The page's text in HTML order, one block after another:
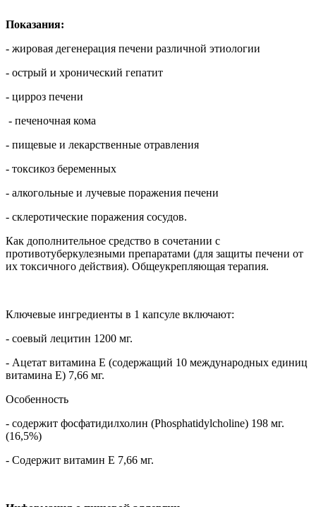
Показания:
- жировая дегенерация печени различной этиологии
- острый и хронический гепатит
- цирроз печени
- печеночная кома
- пищевые и лекарственные отравления
- токсикоз беременных
- алкогольные и лучевые поражения печени
- склеротические поражения сосудов.
Как дополнительное средство в сочетании с
противотуберкулезными препаратами (для защиты печени от
их токсичного действия). Общеукрепляющая терапия.
Ключевые ингредиенты в 1 капсуле включают:
- соевый лецитин 1200 мг.
- Ацетат витамина Е (содержащий 10 международных единиц
витамина Е) 7,66 мг.
Особенность
- содержит фосфатидилхолин (Phosphatidylcholine) 198 мг.
(16,5%)
- Содержит витамин Е 7,66 мг.